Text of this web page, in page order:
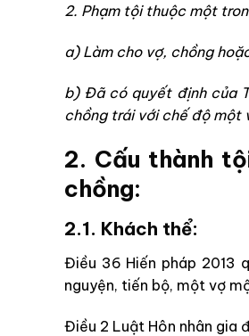
2. Phạm tội thuộc một
a) Làm cho vợ, chồng
b) Đã có quyết định của
chồng trái với chế độ một
2. Cấu thành
chồng:
2.1. Khách thể:
Điều 36 Hiến pháp 2013
nguyện, tiến bộ, một vợ
Điều 2 Luật Hôn nhân gia